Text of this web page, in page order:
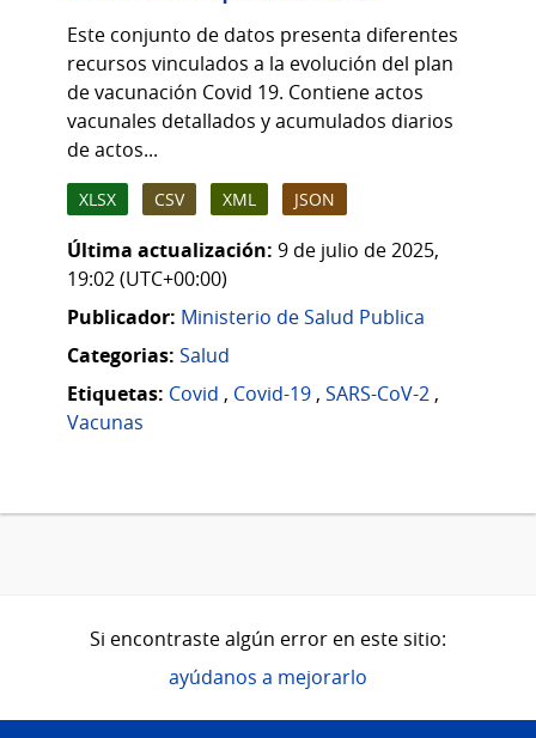
Este conjunto de datos presenta diferentes
recursos vinculados a la evolución del plan
de vacunación Covid 19. Contiene actos
vacunales detallados y acumulados diarios
de actos...
XLSX CSV XML JSON
Última actualización: 9 de julio de 2025,
19:02 (UTC+00:00)
Publicador: Ministerio de Salud Publica
Categorias: Salud
Etiquetas: Covid , Covid-19 , SARS-CoV-2 ,
Vacunas
Si encontraste algún error en este sitio:
ayúdanos a mejorarlo